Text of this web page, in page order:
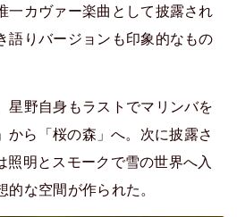
一カヴァー楽曲として披露され
語りバージョンも印象的なもの
星野自身もラストでマリンバを
ら「桜の森」へ。次に披露さ
明とスモークで雪の世界へ入
な空間が作られた。